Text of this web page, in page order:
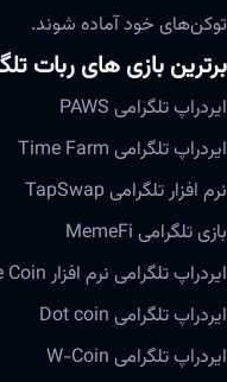
توکن‌های خود آماده شوند.
برترین بازی های ربات
ایردراپ تلگرامی PAWS
ایردراپ تلگرامی Time Farm
نرم افزار تلگرامی TapSwap
بازی تلگرامی MemeFi
ایردراپ تلگرامی نرم افزار Simple Coin
ایردراپ تلگرامی Dot coin
ایردراپ تلگرامی W-Coin